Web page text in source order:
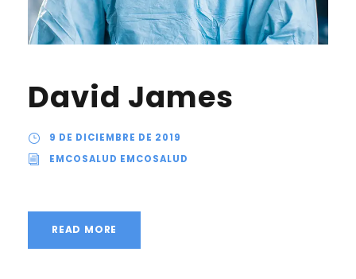
David James
9 DE DICIEMBRE DE 2019
EMCOSALUD EMCOSALUD
READ MORE